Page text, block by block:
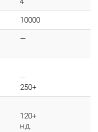
10000
—
—
250+
120+
н.д.